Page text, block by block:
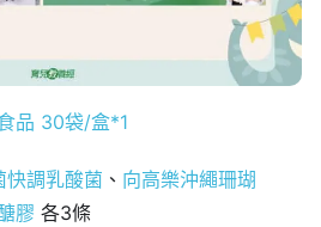
品 30袋/盒*1
快調乳酸菌 、 向高樂沖繩珊瑚
膠 各3條